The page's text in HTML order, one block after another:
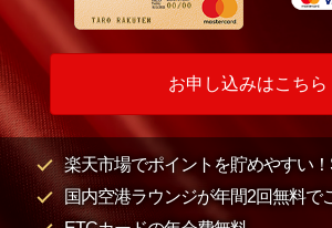
お申し込みはこちら
楽天市場でポイントを貯めやすい
国内空港ラウンジが年間2回無料で